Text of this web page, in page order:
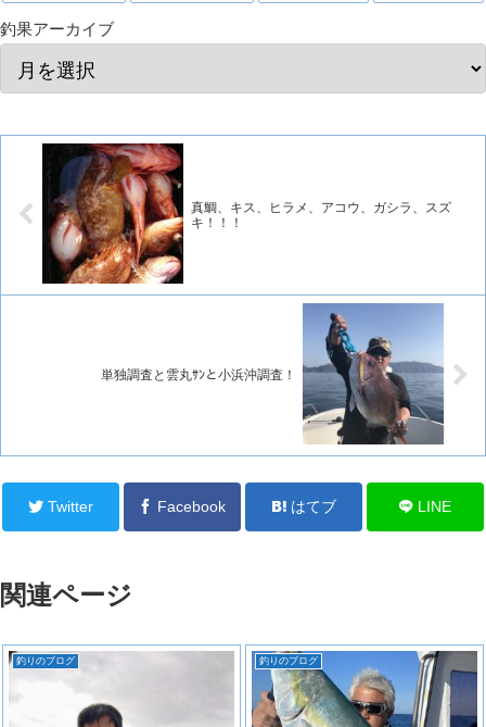
釣果アーカイブ
真鯛、キス、ヒラメ、アコウ、ガシラ、スズ
キ！！！
単独調査と雲丸ｻﾝと小浜沖調査！
Twitter Facebook はてブ LINE
関連ページ
釣りのブログ 釣りのブログ